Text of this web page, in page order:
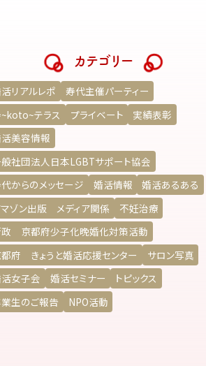
カテゴリー
リアルレポ
寿代主催パーティー
テラス
プライベート
実績表彰
美容情報
社団法人日本LGBTサポート協会
からのメッセージ
婚活情報
婚活あるある
ゾン出版 メディア関係
不妊治療
政 京都府少子化晩婚化対策活動
府 きょうと婚活応援センター
サロン写真
女子会
婚活セミナー
トピックス
生のご報告
NPO活動